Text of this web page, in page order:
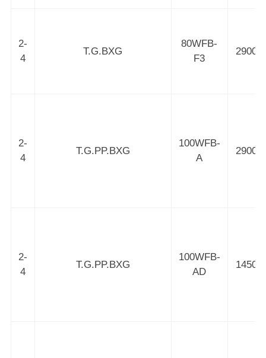
2-
4
T.G.BXG
80WFB-
F3
2900
2-
4
T.G.PP.BXG
100WFB-
A
2900
2-
4
T.G.PP.BXG
100WFB-
AD
1450